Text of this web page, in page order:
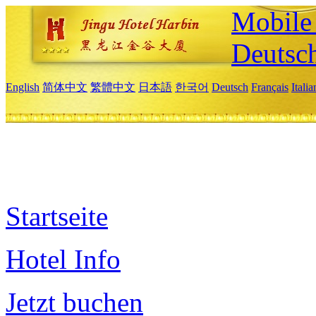
English 简体中文 繁體中文 日本語 한국어 Deutsch Français
Startseite
Hotel Info
Jetzt buchen